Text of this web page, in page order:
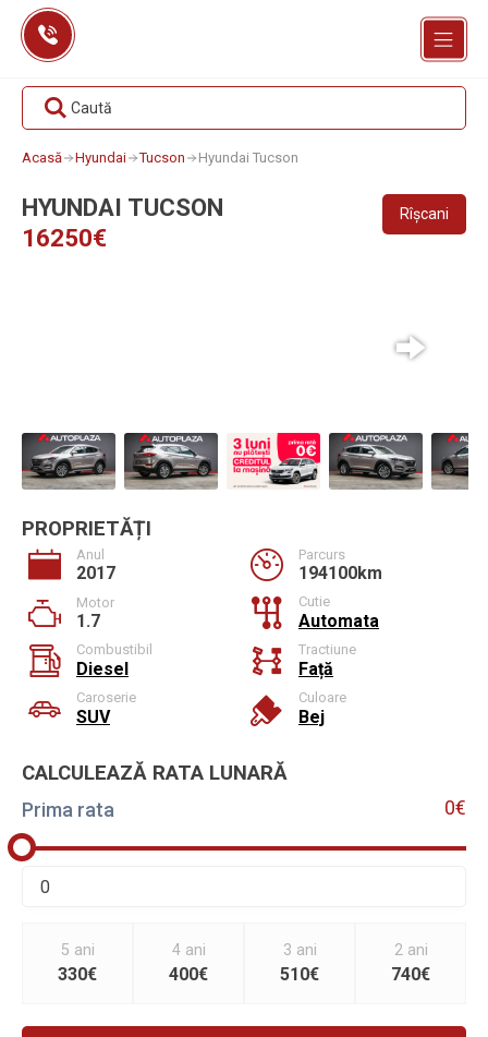
Skip
content
Caută
Acasă Hyundai Tucson Hyundai Tucson
HYUNDAI TUCSON
16250€
Rîșcani
PROPRIETĂȚI
Anul
2017
Parcurs
194100km
Motor
1.7
Cutie
Automata
Combustibil
Diesel
Tractiune
Față
Caroserie
SUV
Culoare
Bej
CALCULEAZĂ RATA LUNARĂ
Prima rata 0€
5 ani
330€
4 ani
400€
3 ani
510€
2 ani
740€